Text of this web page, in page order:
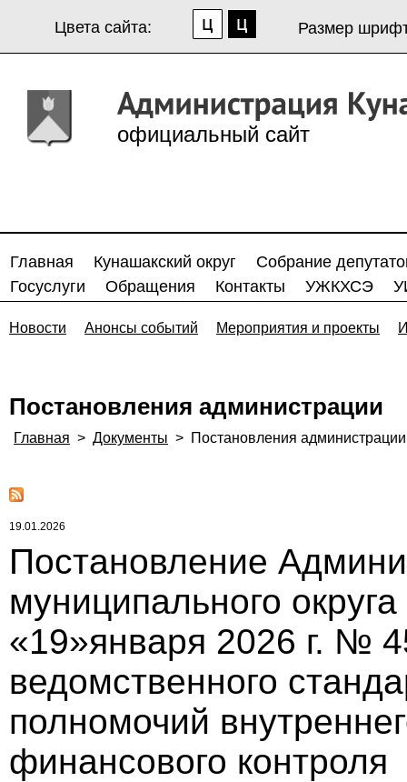
Цвета сайта: Размер
официальный сайт
Главная Кунашакский округ
Собрание
Госуслуги
Обращения Контакты УЖКХСЭ
Новости Анонсы событий Мероприятия и проекты
Постановления администрации
Главная > Документы > Постановления администрации
19.01.2026
Постановление
муниципального
«19»января 2026 г. №
ведомственного
полномочий
финансового контроля